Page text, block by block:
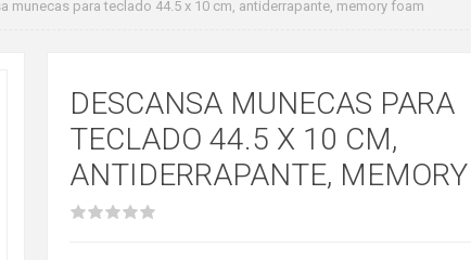
munecas para teclado 44.5 x 10 cm, antiderrapante, memory foam
DESCANSA MUNECAS PARA
TECLADO 44.5 X 10 CM,
ANTIDERRAPANTE,